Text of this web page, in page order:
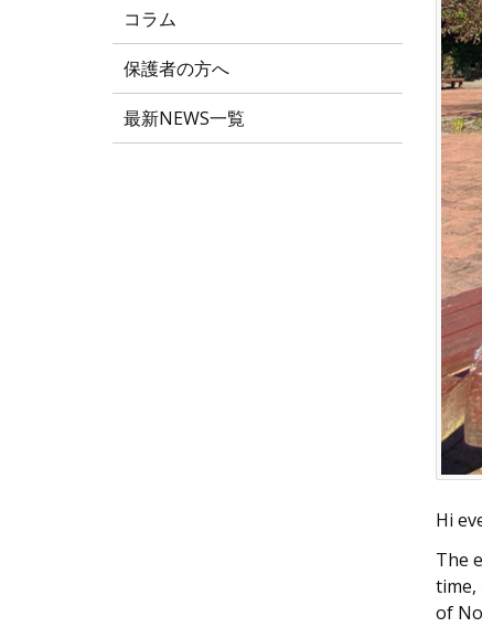
Hi
The
time,
of
コラム
保護者の方へ
最新NEWS一覧